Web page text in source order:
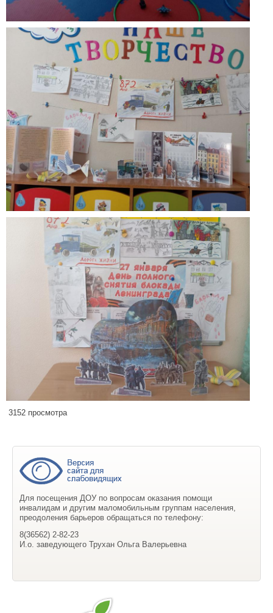
3152 просмотра
Для посещения ДОУ по вопросам оказания помощи
инвалидам и другим маломобильным группам населения,
преодоления барьеров обращаться по телефону:
8(36562) 2-82-23
И.о. заведующего Трухан Ольга Валерьевна